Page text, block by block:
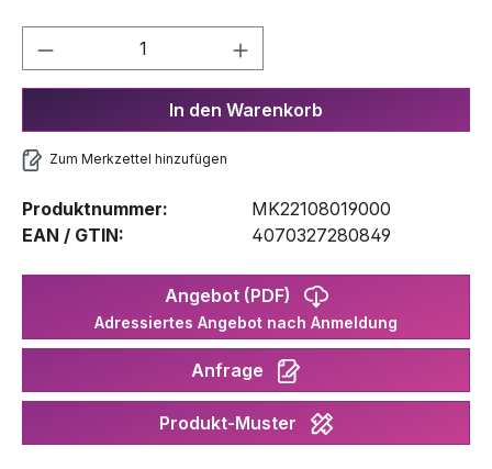
Produkt Anzahl: Gib den
In den Warenkorb
Zum Merkzettel hinzufügen
Produktnummer:
MK22108019000
EAN / GTIN:
4070327280849
Angebot (PDF)
Adressiertes Angebot nach Anmeldung
Anfrage
Produkt-Muster